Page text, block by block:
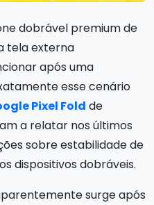
dobrável premium de
tela externa
após uma
esse cenário
Pixel Fold de
a relatar nos últimos
sobre estabilidade de
dispositivos dobráveis.
surge após